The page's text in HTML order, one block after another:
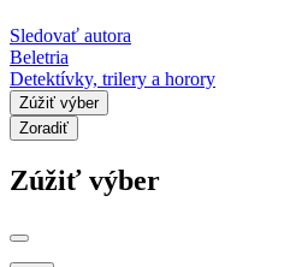
Sledovať autora
Beletria
Detektívky, trilery a horory
Zúžiť výber
Zoradiť
Zúžiť výber